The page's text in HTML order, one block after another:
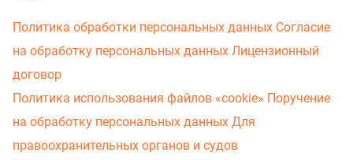
Политика обработки персональных данных Согласие
на обработку персональных данных Лицензионный
договор
Политика использования файлов «cookie» Поручение
на обработку персональных данных Для
правоохранительных органов и судов